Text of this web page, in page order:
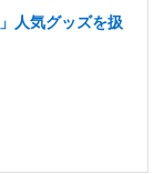
人気グッズを扱